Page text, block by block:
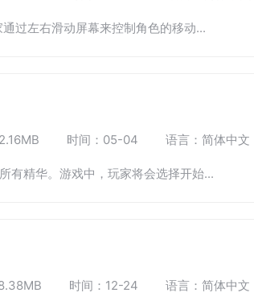
过左右滑动屏幕来控制角色的移动...
时间：05-04 语言：简体中文
有精华。游戏中，玩家将会选择开始...
时间：12-24 语言：简体中文